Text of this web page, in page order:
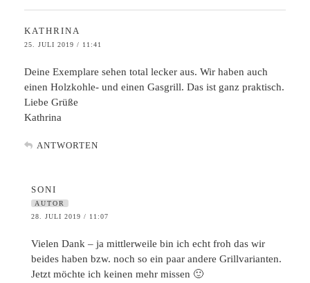
KATHRINA
25. JULI 2019 / 11:41
Deine Exemplare sehen total lecker aus. Wir haben auch
einen Holzkohle- und einen Gasgrill. Das ist ganz praktisch.
Liebe Grüße
Kathrina
ANTWORTEN
SONI
AUTOR
28. JULI 2019 / 11:07
Vielen Dank – ja mittlerweile bin ich echt froh das wir
beides haben bzw. noch so ein paar andere Grillvarianten.
Jetzt möchte ich keinen mehr missen 🙂